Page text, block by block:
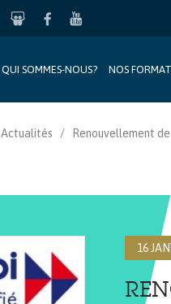
QUI SOMMES-NOUS? NOS
Actualités Renouvellement
16